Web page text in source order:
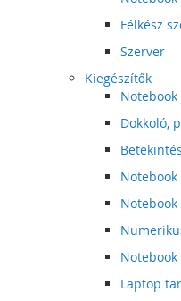
Félkész
Szerver
Kiegészítők
Dokkoló,
Notebook
Laptop